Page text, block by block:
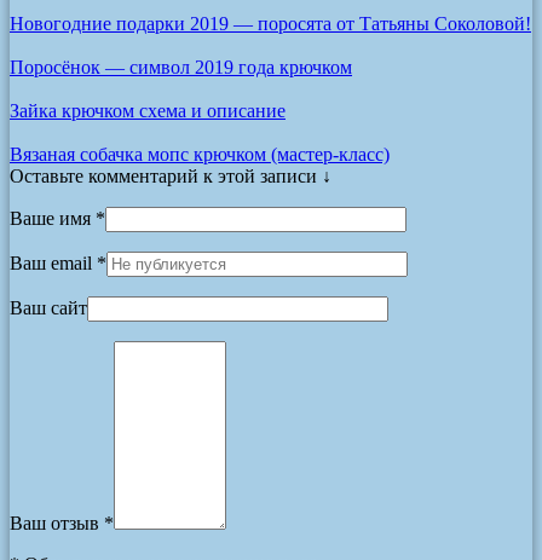
Новогодние подарки 2019 — поросята от Татьяны Соколовой!
Поросёнок — символ 2019 года крючком
Зайка крючком схема и описание
Вязаная собачка мопс крючком (мастер-класс)
Оставьте комментарий к этой записи ↓
Ваше имя *
Ваш email *
Ваш сайт
Ваш отзыв *